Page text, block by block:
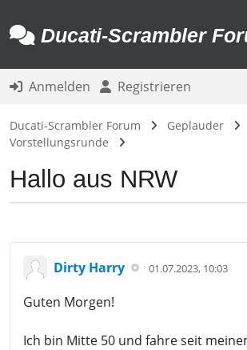
Ducati-Scrambler
Anmelden Registrieren
Ducati-Scrambler Forum
Geplauder
Vorstellungsrunde
Hallo aus NRW
Dirty Harry 01.07.2023, 10:03
Guten Morgen!
Ich bin Mitte 50 und fahre seit